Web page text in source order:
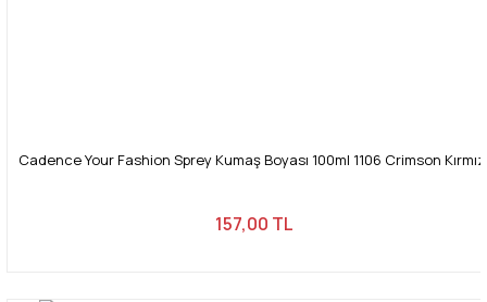
Cadence Your Fashion Sprey Kumaş Boyası 100ml 1106 Crimson
157,00 TL